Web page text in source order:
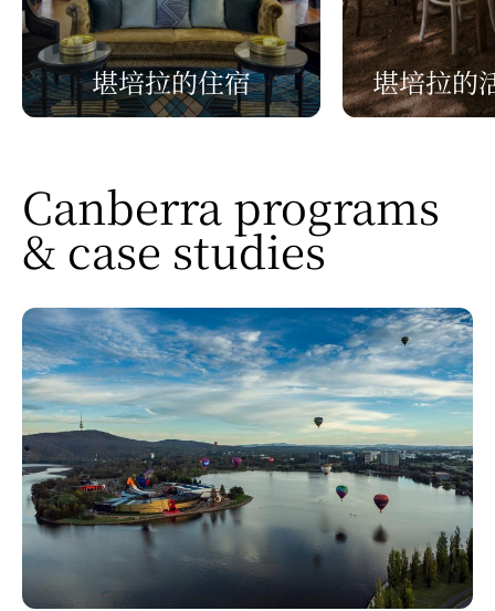
堪培拉的住宿 堪培拉的
Canberra programs
& case studies